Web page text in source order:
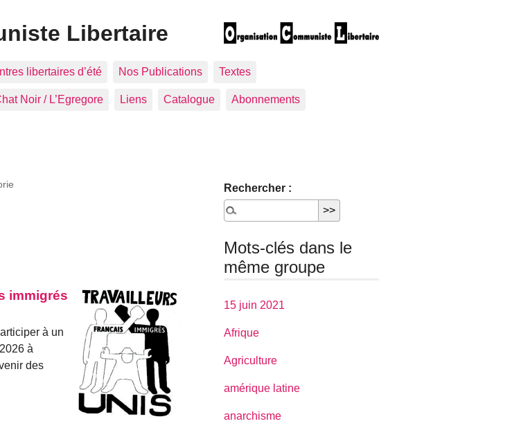
Libertaire
libertaires d’été Nos Publications Textes
Noir / L’Egregore Liens Catalogue Abonnements
immigrés
à un
à
des
Rechercher :
Mots-clés dans le
même groupe
15 juin 2021
Afrique
Agriculture
amérique latine
anarchisme